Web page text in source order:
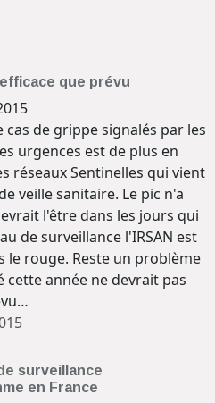
que prévu
cas de grippe signalés par les
urgences est de plus en
réseaux Sentinelles qui vient
veille sanitaire. Le pic n'a
l'être dans les jours qui
de surveillance l'IRSAN est
le rouge. Reste un problème
cette année ne devrait pas
surveillance
en France